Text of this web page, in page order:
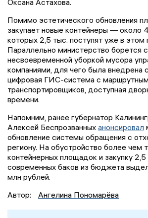
Помимо эстетического обновления
закупает новые контейнеры — около
которых 2,5 тыс. поступят уже в этом
Параллельно министерство борется с
несвоевременной уборкой мусора
компаниями, для чего была внедрена
цифровая ГИС-система с
транспортировщиков, доступная
времени.
Напомним, ранее губернатор
Алексей Беспрозванных анонсировал
обновление системы обращения с
региону. На обустройство более чем
контейнерных площадок и закупку 2,5
современных баков из бюджета
млн рублей.
Автор:
Ангелина Пономарёва